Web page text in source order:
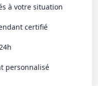
à votre situation
certifié
personnalisé